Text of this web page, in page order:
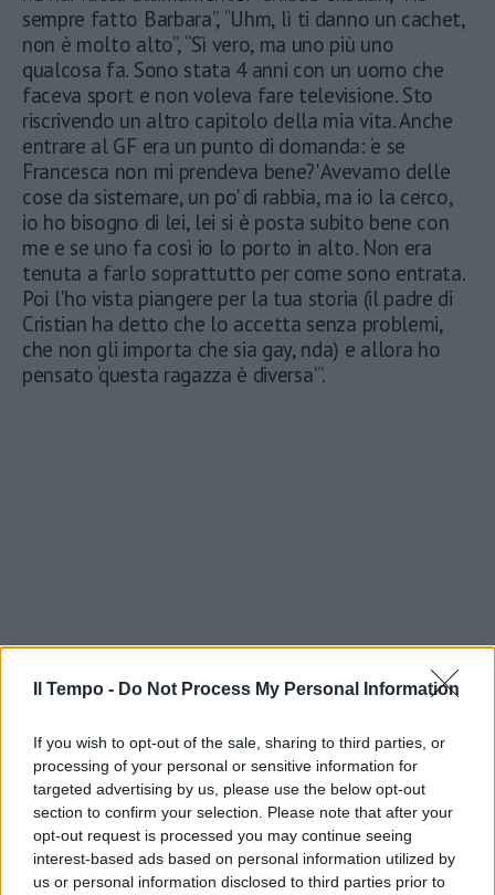
Il Tempo - Do Not Process My Personal Information
If you wish to opt-out of the sale, sharing to third parties, or
processing of your personal or sensitive information for
targeted advertising by us, please use the below opt-out
section to confirm your selection. Please note that after your
opt-out request is processed you may continue seeing
interest-based ads based on personal information utilized by
us or personal information disclosed to third parties prior to
sempre fatto Barbara”, “Uhm, lì ti danno un cachet,
non è molto alto”, “Sì vero, ma uno più uno
qualcosa fa. Sono stata 4 anni con un uomo che
faceva sport e non voleva fare televisione. Sto
riscrivendo un altro capitolo della mia vita. Anche
entrare al GF era un punto di domanda: ‘e se
Francesca non mi prendeva bene?' Avevamo delle
cose da sistemare, un po' di rabbia, ma io la cerco,
io ho bisogno di lei, lei si è posta subito bene con
me e se uno fa così io lo porto in alto. Non era
tenuta a farlo soprattutto per come sono entrata.
Poi l'ho vista piangere per la tua storia (il padre di
Cristian ha detto che lo accetta senza problemi,
che non gli importa che sia gay, nda) e allora ho
pensato ‘questa ragazza è diversa'”.